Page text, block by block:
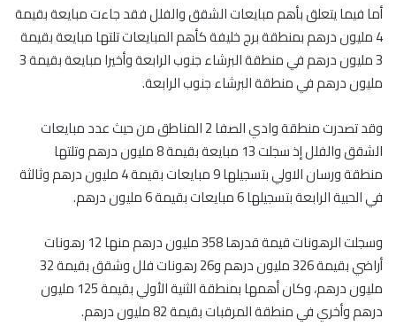
أما فيما يتعلق بأهم مبايعات الشقق والفلل فقد جاءت مبايعة بقيمة
4 مليون درهم بمنطقة برج خليفة كأهم المبايعات تلتها مبايعة بقيمة
3 مليون درهم في منطقة البرشاء جنوب الرابعة وأخيرا مبايعة بقيمة 3
مليون درهم في منطقة البرشاء جنوب الرابعة.
وقد تصدرت منطقة وادي الصفا 2 المناطق من حيث عدد مبايعات
الشقق والفلل إذ سجلت 13 مبايعة بقيمة 8 مليون درهم وتلتها
منطقة ورسان الاولي بتسجيلها 9 مبايعات بقيمة 4 مليون درهم وثالثة
في الحبية الرابعة بتسجيلها 6 مبايعات بقيمة 6 مليون درهم.
وسجلت الرهونات قيمة قدرها 358 مليون درهم منها 12 رهونات
أراضي بقيمة 326 مليون درهم و26 رهونات فلل وشقق بقيمة 32
مليون درهم، وكان أهمها بمنطقة الثنية الأولي بقيمة 125 مليون
درهم وأخري في منطقة المرقبات بقيمة 82 مليون درهم.